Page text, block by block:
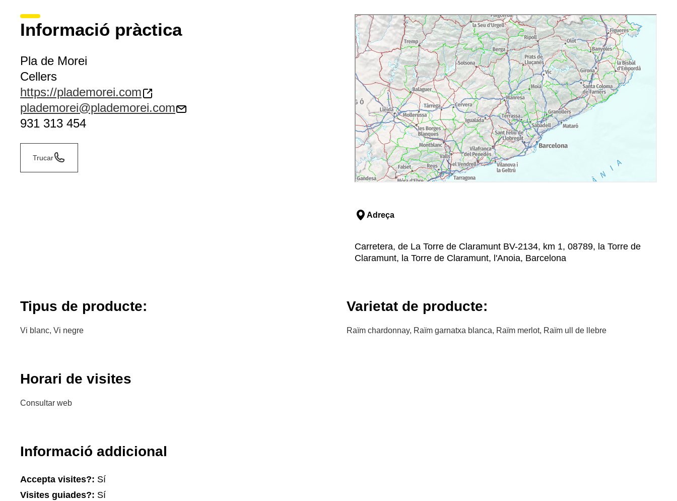
Informació pràctica
Pla de Morei
Cellers
https://plademorei.com
plademorei@plademorei.com
931 313 454
Trucar
Adreça
Carretera, de La Torre de Claramunt BV-2134, km 1, 08789, la Torre de
Claramunt, la Torre de Claramunt, l'Anoia, Barcelona
Tipus de producte:
Vi blanc, Vi negre
Varietat de producte:
Raïm chardonnay, Raïm garnatxa blanca, Raïm merlot, Raïm ull de llebre
Horari de visites
Consultar web
Informació addicional
Accepta visites?: Sí
Visites guiades?: Sí